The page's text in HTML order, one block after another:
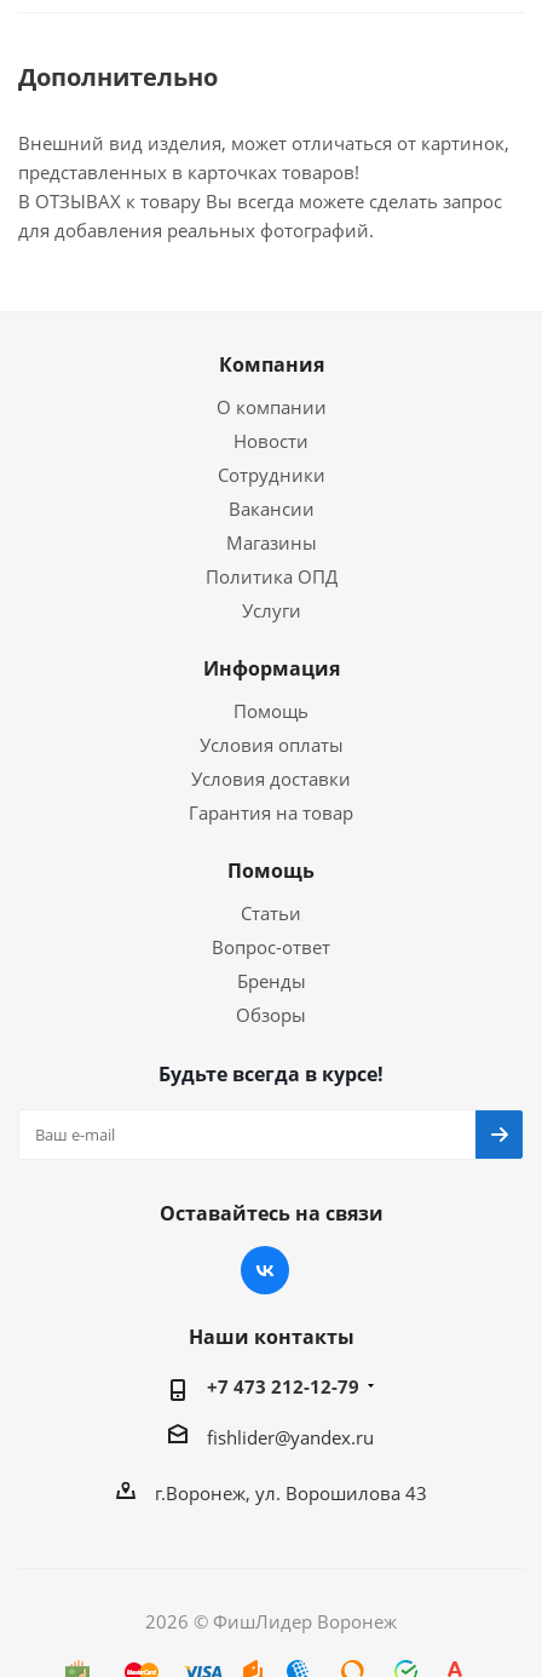
Дополнительно
Внешний вид изделия, может отличаться от картинок,
представленных в карточках товаров!
В ОТЗЫВАХ к товару Вы всегда можете сделать запрос
для добавления реальных фотографий.
Компания
О компании
Новости
Сотрудники
Вакансии
Магазины
Политика ОПД
Услуги
Информация
Помощь
Условия оплаты
Условия доставки
Гарантия на товар
Помощь
Статьи
Вопрос-ответ
Бренды
Обзоры
Будьте всегда в курсе!
Оставайтесь на связи
Наши контакты
+7 473 212-12-79
fishlider@yandex.ru
г.Воронеж, ул. Ворошилова 43
2026 © ФишЛидер Воронеж